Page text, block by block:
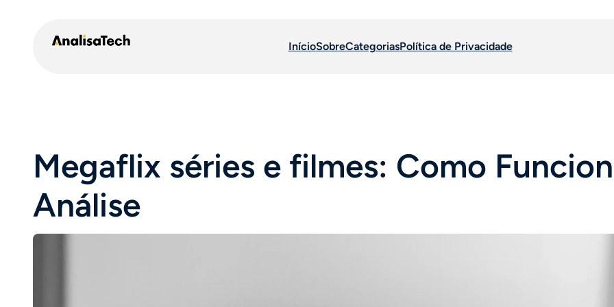
InícioSobreCategoriasPolítica de Privacidade
Megaflix séries e filmes: Como
Análise